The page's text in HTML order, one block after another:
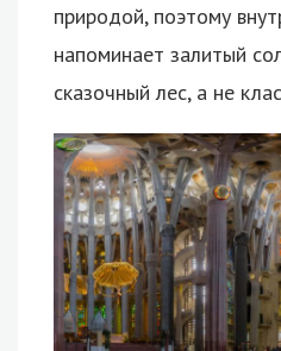
природой, поэтому
напоминает залитый
сказочный лес, а не